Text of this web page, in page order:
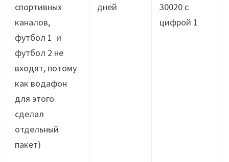
спортивных
каналов,
футбол 1 и
футбол 2 не
входят, потому
как водафон
для этого
сделал
отдельный
пакет)
дней
30020 с
цифрой 1